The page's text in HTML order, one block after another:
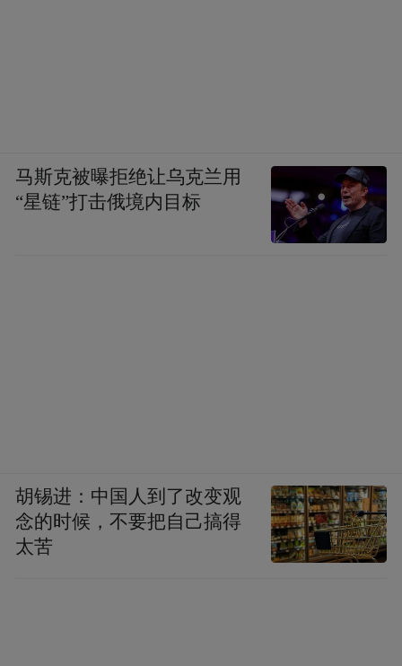
马斯克被曝拒绝让乌克兰用
“星链”打击俄境内目标
胡锡进：中国人到了改变观
念的时候，不要把自己搞得
太苦